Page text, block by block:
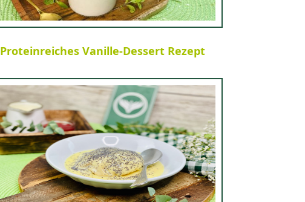
Proteinreiches Vanille-Dessert Rezept